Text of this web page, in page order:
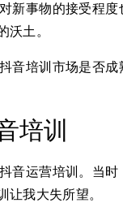
新事物的接受程
土。
音培训市场是否
培训
运营培训。当时
我大失所望。